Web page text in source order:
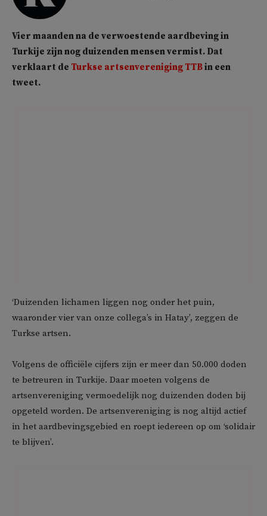
Vier maanden na de verwoestende aardbeving in
Turkije zijn nog duizenden mensen vermist. Dat
verklaart de Turkse artsenvereniging TTBin een
tweet.
‘Duizenden lichamen liggen nog onder het puin,
waaronder vier van onze collega’s in Hatay’, zeggen de
Turkse artsen.
Volgens de officiële cijfers zijn er meer dan 50.000 doden
te betreuren in Turkije. Daar moeten volgens de
artsenvereniging vermoedelijk nog duizenden doden bij
opgeteld worden. De artsenvereniging is nog altijd actief
in het aardbevingsgebied en roept iedereen op om ‘solidair
te blijven’.